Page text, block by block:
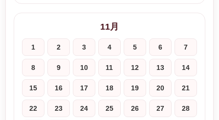
11月
1 2 3 4 5 6 7
8 9 10 11 12 13 14
15 16 17 18 19 20 21
22 23 24 25 26 27 28